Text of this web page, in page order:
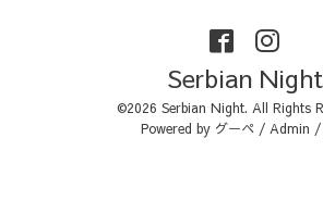
Serbian Night
©2026 Serbian Night. All Rights
Powered by グーペ/ Admin /